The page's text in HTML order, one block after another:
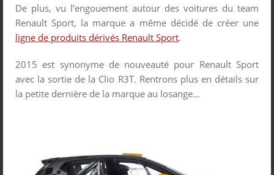
De plus, vu l’engouement autour des voitures du team
Renault Sport, la marque a même décidé de créer une
ligne de produits dérivés Renault Sport.
2015 est synonyme de nouveauté pour Renault Sport
avec la sortie de la Clio R3T. Rentrons plus en détails sur
la petite dernière de la marque au losange…